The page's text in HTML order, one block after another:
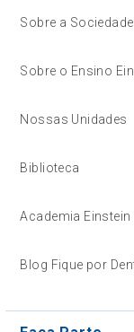
Sobre a Sociedade
Sobre o Ensino
Nossas Unidades
Biblioteca
Academia Einstein
Blog Fique por